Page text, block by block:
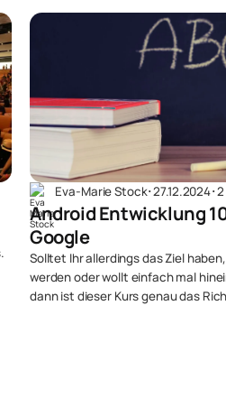
Eva-Marie Stock･27.12.2024･
Android Entwicklung
Google
Solltet Ihr allerdings das Ziel
werden oder wollt einfach mal
dann ist dieser Kurs genau das